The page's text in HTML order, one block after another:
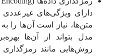
دارای ویژگی‌های غیرعددی
متن‌ها، نیاز است آن‌ها را
مدل بتواند از آن‌ها